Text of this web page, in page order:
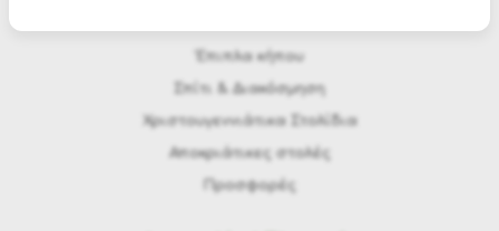
Έπιπλα κήπου
Σπίτι & Διακόσμηση
Χριστουγεννιάτικα Στολίδια
Αποκριάτικες στολές
Προσφορές